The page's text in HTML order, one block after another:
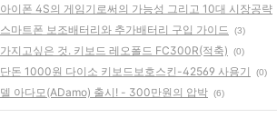
아이폰 4S의 게임기로써의 가능성 그리고 10대 시장공략
스마트폰 보조배터리와 추가배터리 구입 가이드 (3)
가지고싶은 것. 키보드 레오폴드 FC300R(적축) (0)
단돈 1000원 다이소 키보드보호스킨-42569 사용기 (0)
델 아다모(ADamo) 출시! - 300만원의 압박 (6)